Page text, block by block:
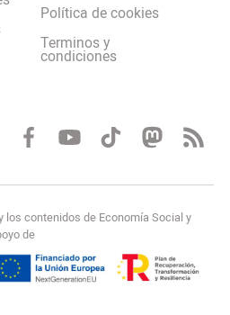
Política de cookies
Terminos y
condiciones
los contenidos de Economía Social y
de